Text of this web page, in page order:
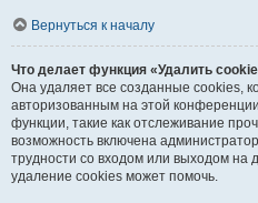
Вернуться к началу
Что делает функция «Удалить
Она удаляет все созданные cookies,
авторизованным на этой
функции, такие как отслеживание
возможность включена
трудности со входом или выходом
удаление cookies может помочь.